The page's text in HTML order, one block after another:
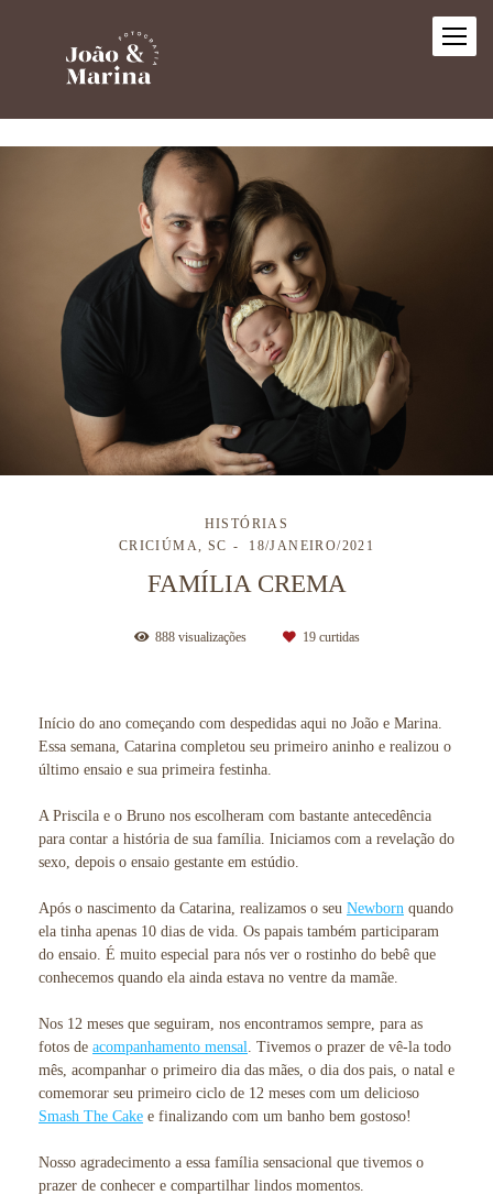
HISTÓRIAS
CRICIÚMA, SC
18/JANEIRO/2021
FAMÍLIA CREMA
888visualizações 19curtidas
Início do ano começando com despedidas aqui no João e Marina.
Essa semana, Catarina completou seu primeiro aninho e realizou o
último ensaio e sua primeira festinha.
A Priscila e o Bruno nos escolheram com bastante antecedência
para contar a história de sua família. Iniciamos com a revelação do
sexo, depois o ensaio gestante em estúdio.
Após o nascimento da Catarina, realizamos o seu Newborn quando
ela tinha apenas 10 dias de vida. Os papais também participaram
do ensaio. É muito especial para nós ver o rostinho do bebê que
conhecemos quando ela ainda estava no ventre da mamãe.
Nos 12 meses que seguiram, nos encontramos sempre, para as
fotos de acompanhamento mensal . Tivemos o prazer de vê-la todo
mês, acompanhar o primeiro dia das mães, o dia dos pais, o natal e
comemorar seu primeiro ciclo de 12 meses com um delicioso
Smash The Cake e finalizando com um banho bem gostoso!
Nosso agradecimento a essa família sensacional que tivemos o
prazer de conhecer e compartilhar lindos momentos.